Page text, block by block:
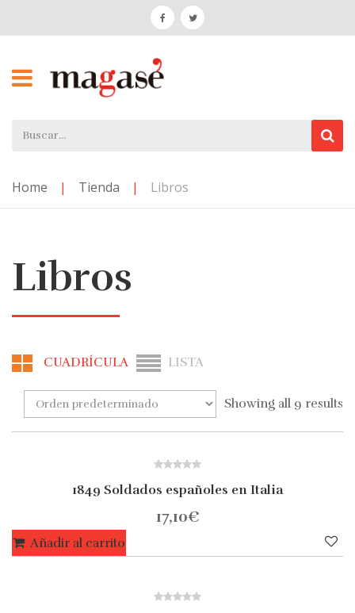
Home | Tienda | Libros
Libros
CUADRÍCULA LISTA
Showing all 9 results
out
1849 Soldados españoles en Italia
17,10€
Añadir al carrito